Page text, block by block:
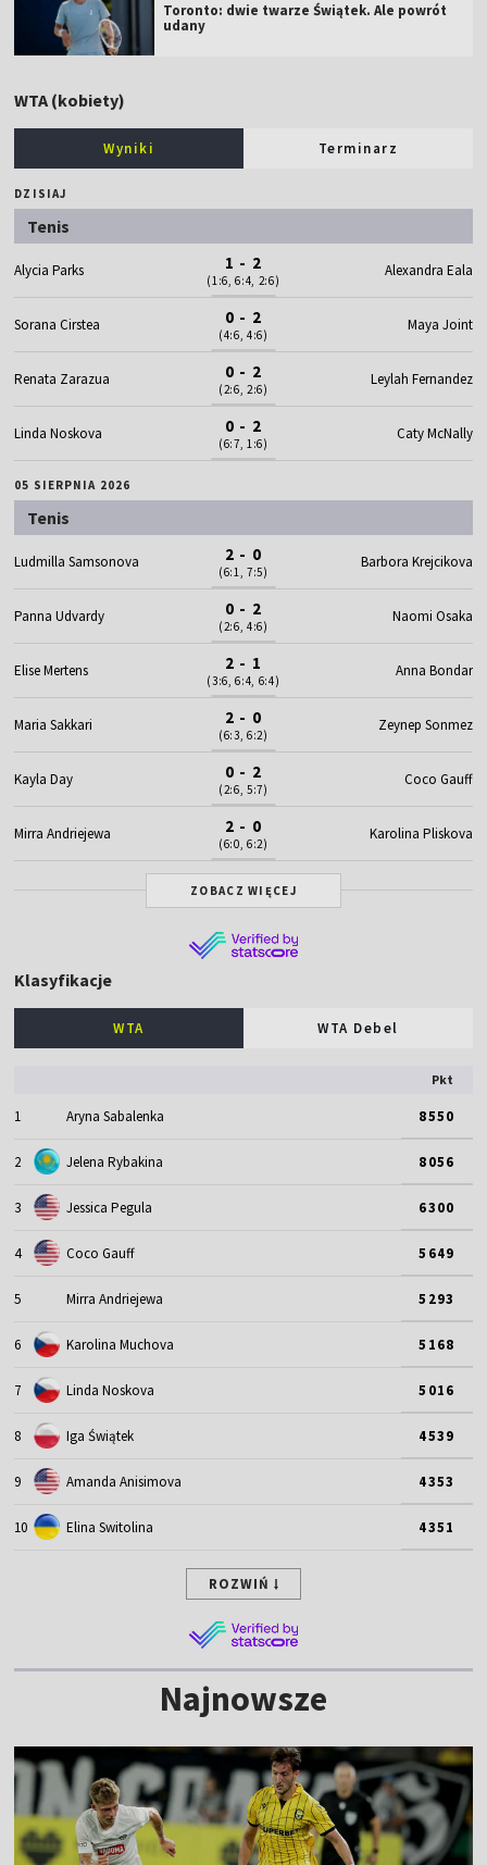
Toronto: dwie twarze Świątek. Ale powrót
udany
WTA (kobiety)
Wyniki Terminarz
DZISIAJ
Tenis
Alycia Parks 1 - 2
(1:6, 6:4, 2:6)
Alexandra Eala
Sorana Cirstea 0 - 2
(4:6, 4:6)
Maya Joint
Renata Zarazua 0 - 2
(2:6, 2:6)
Leylah Fernandez
Linda Noskova 0 - 2
(6:7, 1:6)
Caty McNally
05 SIERPNIA 2026
Tenis
Ludmilla Samsonova 2 - 0
(6:1, 7:5)
Barbora Krejcikova
Panna Udvardy 0 - 2
(2:6, 4:6)
Naomi Osaka
Elise Mertens 2 - 1
(3:6, 6:4, 6:4)
Anna Bondar
Maria Sakkari 2 - 0
(6:3, 6:2)
Zeynep Sonmez
Kayla Day 0 - 2
(2:6, 5:7)
Coco Gauff
Mirra Andriejewa 2 - 0
(6:0, 6:2)
Karolina Pliskova
ZOBACZ WIĘCEJ
Klasyfikacje
WTA WTA Debel
Pkt
1 Aryna Sabalenka 8550
2 Jelena Rybakina 8056
3 Jessica Pegula 6300
4 Coco Gauff 5649
5 Mirra Andriejewa 5293
6 Karolina Muchova 5168
7 Linda Noskova 5016
8 Iga Świątek 4539
9 Amanda Anisimova 4353
10 Elina Switolina 4351
ROZWIŃ
Najnowsze